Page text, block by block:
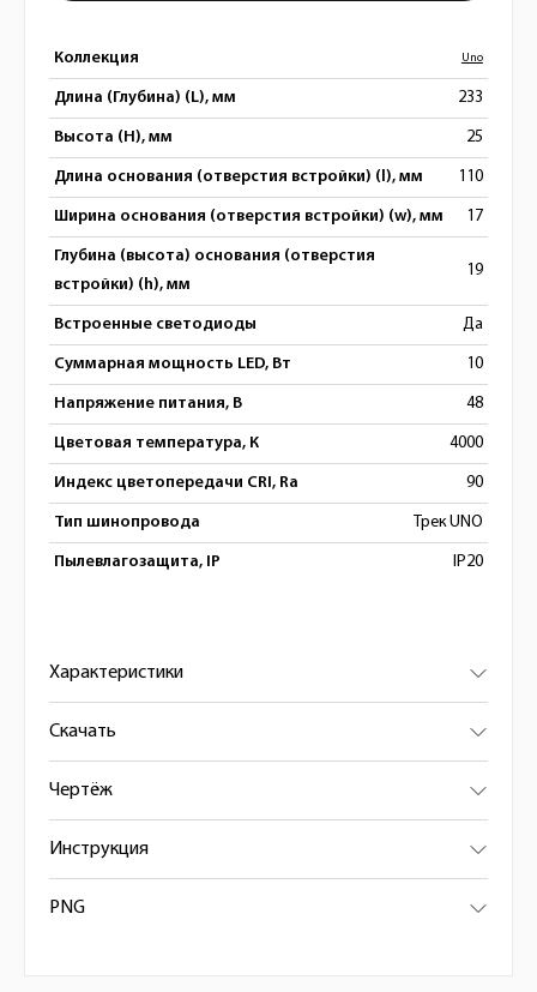
Коллекция Uno
Длина (Глубина) (L), мм 233
Высота (H), мм 25
Длина основания (отверстия встройки) (l), мм 110
Ширина основания (отверстия встройки) (w), мм 17
Глубина (высота) основания (отверстия
встройки) (h), мм
19
Встроенные светодиоды Да
Суммарная мощность LED, Вт 10
Напряжение питания, В 48
Цветовая температура, К 4000
Индекс цветопередачи CRI, Ra 90
Тип шинопровода Трек UNO
Пылевлагозащита, IP IP20
Характеристики
Скачать
Чертёж
Инструкция
PNG